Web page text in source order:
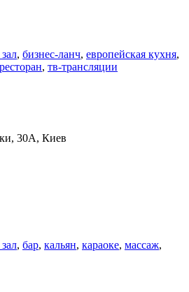
, бизнес-ланч, европейская кухня,
ресторан, тв-трансляции
30А, Киев
, бар, кальян, караоке, массаж,